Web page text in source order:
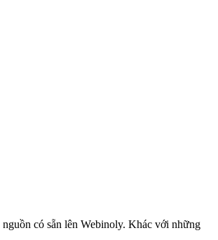
có sẵn lên Webinoly. Khác với những